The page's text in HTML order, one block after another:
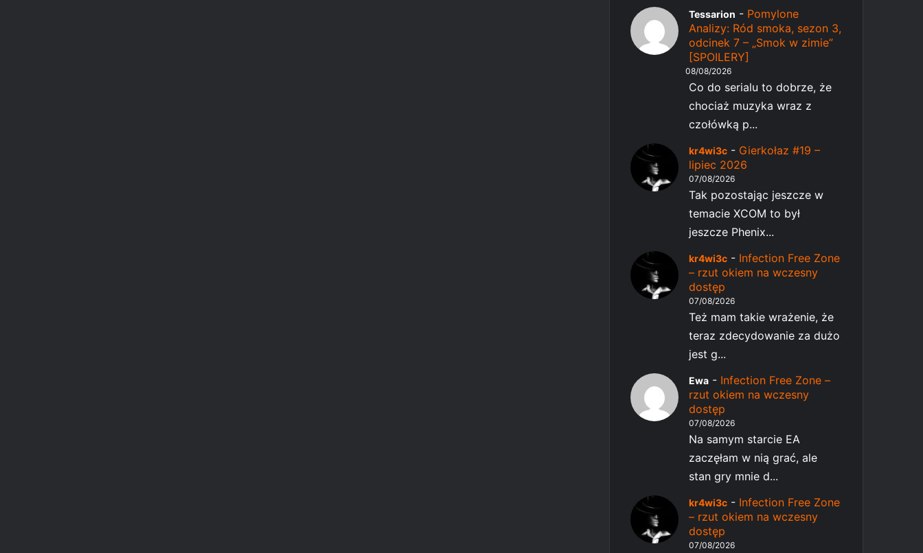
Tessarion - Pomylone
Analizy: Ród smoka, sezon 3,
odcinek 7 – „Smok w zimie”
[SPOILERY]
08/08/2026
Co do serialu to dobrze, że
chociaż muzyka wraz z
czołówką p...
kr4wi3c - Gierkołaz #19 –
lipiec 2026
07/08/2026
Tak pozostając jeszcze w
temacie XCOM to był
jeszcze Phenix...
kr4wi3c - Infection Free Zone
– rzut okiem na wczesny
dostęp
07/08/2026
Też mam takie wrażenie, że
teraz zdecydowanie za dużo
jest g...
Ewa - Infection Free Zone –
rzut okiem na wczesny
dostęp
07/08/2026
Na samym starcie EA
zaczęłam w nią grać, ale
stan gry mnie d...
kr4wi3c - Infection Free Zone
– rzut okiem na wczesny
dostęp
07/08/2026